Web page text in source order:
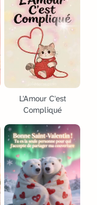
L'Amour C'est
Compliqué